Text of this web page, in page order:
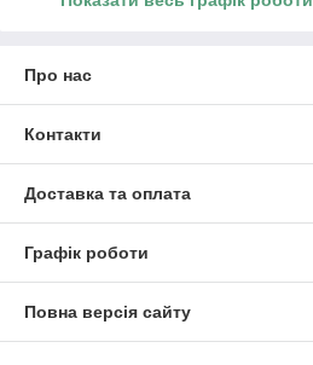
Про нас
Контакти
Доставка та оплата
Графік роботи
Повна версія сайту